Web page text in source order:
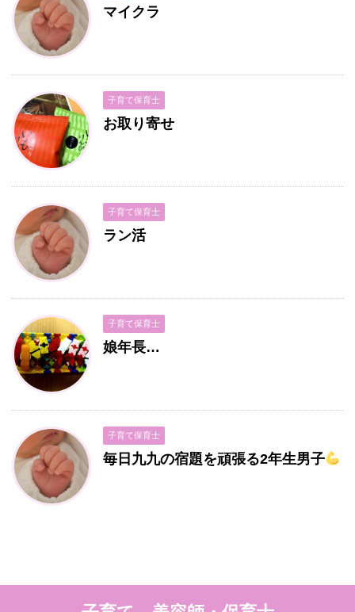
マイクラ
子育て保育士
お取り寄せ
子育て保育士
ラン活
子育て保育士
娘年長…
子育て保育士
毎日九九の宿題を頑張る2年生男子